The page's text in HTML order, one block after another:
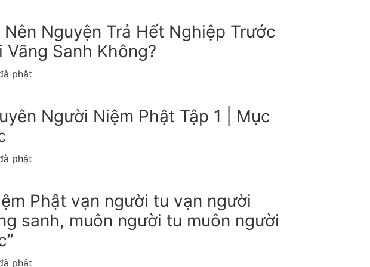
Nên Nguyện Trả Hết Nghiệp Trước
Vãng Sanh Không?
phật
Người Niệm Phật Tập 1 | Mục
phật
Phật vạn người tu vạn người
sanh, muôn người tu muôn người
phật